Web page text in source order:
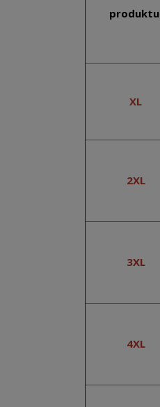
XL
2XL
3XL
4XL